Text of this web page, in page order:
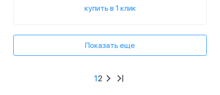
купить в 1 клик
Показать еще
12